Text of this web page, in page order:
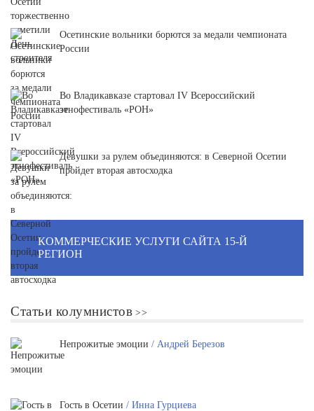
Осетинские вольники борются за медали чемпионата
России
Во Владикавказе стартовал IV Всероссийский
этнофестиваль «РОН»
Девушки за рулем объединяются: в Северной Осетии
пройдет вторая автосходка
КОММЕРЧЕСКИЕ УСЛУГИ САЙТА 15-Й
РЕГИОН
Статьи колумнистов
Непрожитые эмоции / Андрей Березов
Гость в Осетии / Инна Гурциева